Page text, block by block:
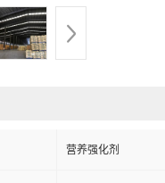
营养强化剂